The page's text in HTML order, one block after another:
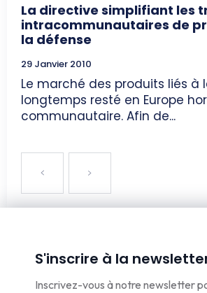
La directive simplifiant les
intracommunautaires de
la défense
29 Janvier 2010
Le marché des produits liés à
longtemps resté en Europe
communautaire. Afin de...
S'inscrire à la
Inscrivez-vous à notre newsletter